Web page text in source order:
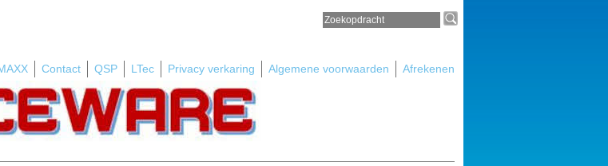
Contact QSP LTec Privacy verkaring Algemene voorwaarden Afrekenen